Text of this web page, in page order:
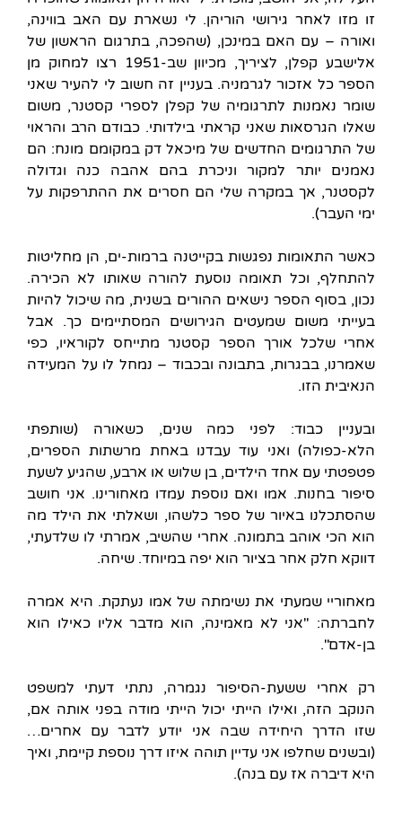
זו מזו לאחר גירושי הוריהן. לי נשארת עם האב בווינה,
ואורה – עם האם במינכן, (שהפכה, בתרגום הראשון של
אלישבע קפלן, לציריך, מכיוון שב-1951 רצו למחוק מן
הספר כל אזכור לגרמניה. בעניין זה חשוב לי להעיר שאני
שומר נאמנות לתרגומיה של קפלן לספרי קסטנר, משום
שאלו הגרסאות שאני קראתי בילדותי. כבודם הרב והראוי
של התרגומים החדשים של מיכאל דק במקומם מונח: הם
נאמנים יותר למקור וניכרת בהם אהבה כנה וגדולה
לקסטנר, אך במקרה שלי הם חסרים את ההתרפקות על
ימי העבר).
כאשר התאומות נפגשות בקייטנה ברמות-ים, הן מחליטות
להתחלף, וכל תאומה נוסעת להורה שאותו לא הכירה.
נכון, בסוף הספר נישאים ההורים בשנית, מה שיכול להיות
בעייתי משום שמעטים הגירושים המסתיימים כך. אבל
אחרי שלכל אורך הספר קסטנר מתייחס לקוראיו, כפי
שאמרנו, בבגרות, בתבונה ובכבוד – נמחל לו על המעידה
הנאיבית הזו.
ובעניין כבוד: לפני כמה שנים, כשאורה (שותפתי
הלא-כפולה) ואני עוד עבדנו באחת מרשתות הספרים,
פטפטתי עם אחד הילדים, בן שלוש או ארבע, שהגיע לשעת
סיפור בחנות. אמו ואם נוספת עמדו מאחורינו. אני חושב
שהסתכלנו באיור של ספר כלשהו, ושאלתי את הילד מה
הוא הכי אוהב בתמונה. אחרי שהשיב, אמרתי לו שלדעתי,
דווקא חלק אחר בציור הוא יפה במיוחד. שיחה.
מאחוריי שמעתי את נשימתה של אמו נעתקת. היא אמרה
לחברתה: "אני לא מאמינה, הוא מדבר אליו כאילו הוא
בן-אדם".
רק אחרי ששעת-הסיפור נגמרה, נתתי דעתי למשפט
הנוקב הזה, ואילו הייתי יכול הייתי מודה בפני אותה אם,
שזו הדרך היחידה שבה אני יודע לדבר עם אחרים…
(ובשנים שחלפו אני עדיין תוהה איזו דרך נוספת קיימת, ואיך
היא דיברה אז עם בנה).